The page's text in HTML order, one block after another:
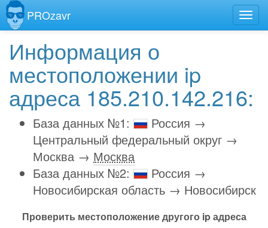
PROzavr
Информация о
местоположении ip
адреса 185.210.142.216:
База данных №1:
Россия →
Центральный федеральный округ →
Москва → Москва
База данных №2:
Россия →
Новосибирская область → Новосибирск
Проверить местоположение другого ip адреса